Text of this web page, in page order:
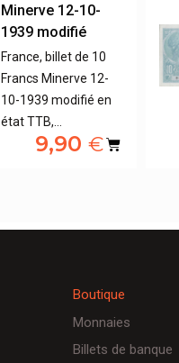
Minerve 12-10-
1939 modifié
France, billet de 10
Francs Minerve 12-
10-1939 modifié en
état TTB,…
9,90 €
Boutique
Monnaies
Billets de banque